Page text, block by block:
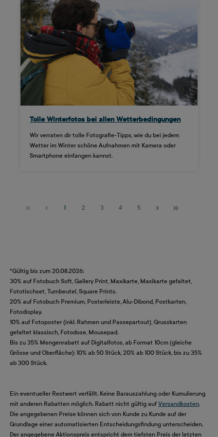
Tolle Winterfotos bei allen Wetterbedingungen
Wir verraten dir tolle Fotografie-Tipps, wie du bei jedem
Wetter im Winter schöne Aufnahmen mit Kamera oder
Smartphone einfangen kannst.
Seite
1 Seite
2 Seite
3 Seite
4 Seite
5
*Gültig bis zum 20.08.2026:
30% auf Fotobuch Soft, Gallery Print, Maxikarte, Maxikarte gefaltet,
Fototischset, Turnbeutel, Square Prints.
20% auf Fotobuch Premium, Posterleiste, Alu-Dibond, Postkarten,
Fotodisplay.
10% auf Fotoposter (inkl. Rahmen und Passepartout), Grusskarten
gefaltet klassisch, Fotodose, Mousepad.
Bis zu 35% Mengenrabatt auf Digitalfotos, ab Format 10cm (gleiche
Grösse und Oberfläche): 10% ab 50 Stück, 20% ab 100 Stück, bis zu 35%
ab 300 Stück.
Ein eventueller Restwert verfällt. Keine Barauszahlung oder Kumulierung
mit anderen Rabatten möglich. Rabatt nicht gültig auf Versandkosten.
Die angegebenen Preise können sich von Kunde zu Kunde auf der
Grundlage einer automatisierten Entscheidungsfindung unterscheiden.
Der angegebene Aktionspreis entspricht dem tiefsten Preis der letzten